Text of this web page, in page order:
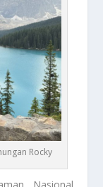
Rocky
Nasional